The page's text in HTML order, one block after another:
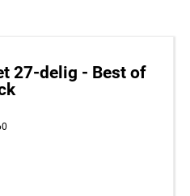
27-delig - Best of